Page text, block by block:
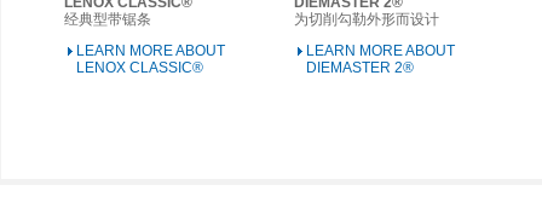
经典型带锯条
LEARN MORE ABOUT
LENOX CLASSIC®
为切削勾勒外形而设计
LEARN MORE ABOUT
DIEMASTER 2®